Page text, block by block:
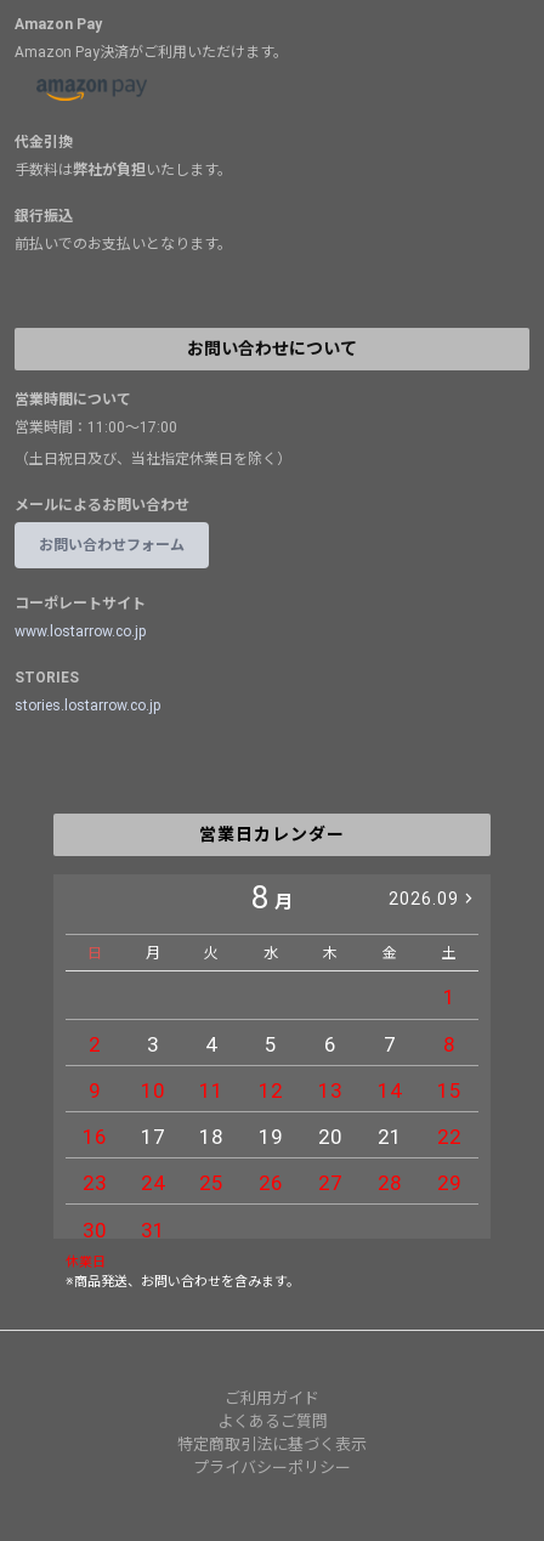
Amazon Pay
Amazon Pay決済がご利用いただけます。
代金引換
手数料は弊社が負担 いたします。
銀行振込
前払いでのお支払いとなります。
お問い合わせについて
営業時間について
営業時間：11:00～17:00
（土日祝日及び、当社指定休業日を除く）
メールによるお問い合わせ
お問い合わせフォーム
コーポレートサイト
www.lostarrow.co.jp
STORIES
stories.lostarrow.co.jp
営業日カレンダー
8 月 2026.09
日 月 火 水 木 金 土
1
2
3 4 5 6 7
8
9
10 11 12 13 14
15
16
17 18 19 20 21
22
23
24 25 26 27 28
29
30
31
休業日
※商品発送、お問い合わせを含みます。
ご利用ガイド
よくあるご質問
特定商取引法に基づく表示
プライバシーポリシー